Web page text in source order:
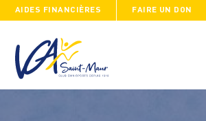
AIDES FINANCIÈRES FAIRE UN DON